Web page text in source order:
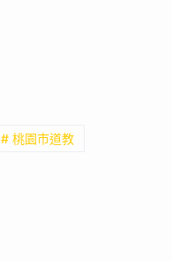
# 桃園市道教